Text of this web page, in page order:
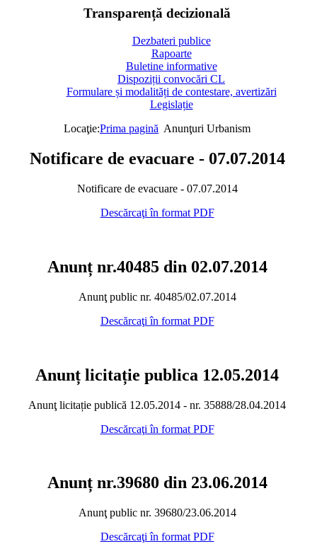
Transparență decizională
Dezbateri publice
Rapoarte
Buletine informative
Dispoziții convocări CL
Formulare și modalități de contestare, avertizări
Legislație
Locaţie:Prima pagină Anunţuri Urbanism
Notificare de evacuare - 07.07.2014
Notificare de evacuare - 07.07.2014
Descărcaţi în format PDF
Anunț nr.40485 din 02.07.2014
Anunţ public nr. 40485/02.07.2014
Descărcaţi în format PDF
Anunț licitație publica 12.05.2014
Anunţ licitație publică 12.05.2014 - nr. 35888/28.04.2014
Descărcaţi în format PDF
Anunț nr.39680 din 23.06.2014
Anunţ public nr. 39680/23.06.2014
Descărcaţi în format PDF